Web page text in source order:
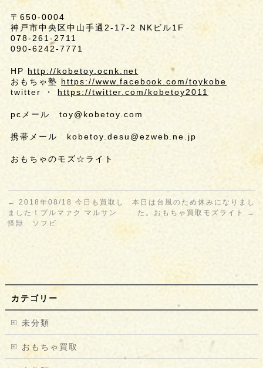
〒650-0004
神戸市中央区中山手通2-17-2 NKビル1F
078-261-2711
090-6242-7771
HP http://kobetoy.ocnk.net
おもちゃ塾 https://www.facebook.com/toykobe
twitter ・ https://twitter.com/kobetoy2011
pcメール toy@kobetoy.com
携帯メール kobetoy.desu@ezweb.ne.jp
おもちゃのモズ☆ライト
←
2018年08/18 今日も買取し
ました！ブルマァク マルサン
怪獣 ソフビ
本日は台風のため休みになりまし
た。おもちゃ買取モズライト
→
カテゴリー
未分類
おもちゃ買取